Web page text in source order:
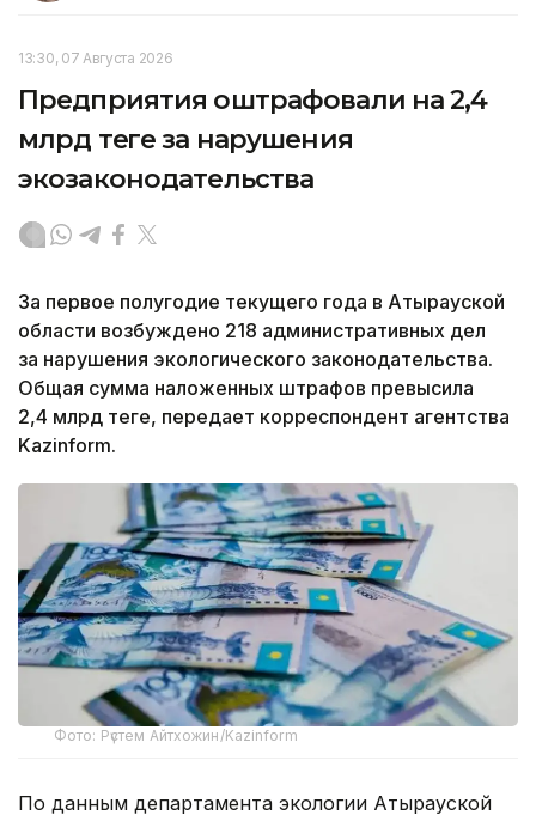
13:30, 07 Августа 2026
Предприятия оштрафовали на 2,4
млрд теңге за нарушения
экозаконодательства
За первое полугодие текущего года в Атырауской
области возбуждено 218 административных дел
за нарушения экологического законодательства.
Общая сумма наложенных штрафов превысила
2,4 млрд теңге, передает корреспондент агентства
Kazinform.
Фото: Рүстем Айтхожин/Kazinform
По данным департамента экологии Атырауской